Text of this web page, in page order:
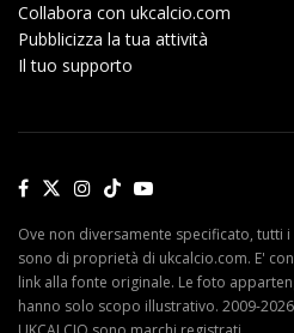
Collabora con ukcalcio.com
Pubblicizza la tua attività
Il tuo supporto
Ove non diversamente specificato, tutti
sono di proprietà di ukcalcio.com. E'
link alla fonte originale. Le foto
hanno solo scopo illustrativo. 2009-